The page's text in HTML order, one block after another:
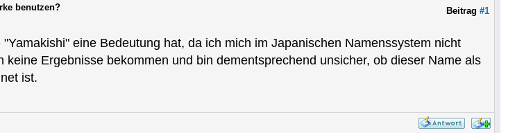
Beitrag #1
benutzen?
eine Bedeutung hat, da ich mich im Japanischen Namenssystem nicht
Ergebnisse bekommen und bin dementsprechend unsicher, ob dieser Name als
ist.